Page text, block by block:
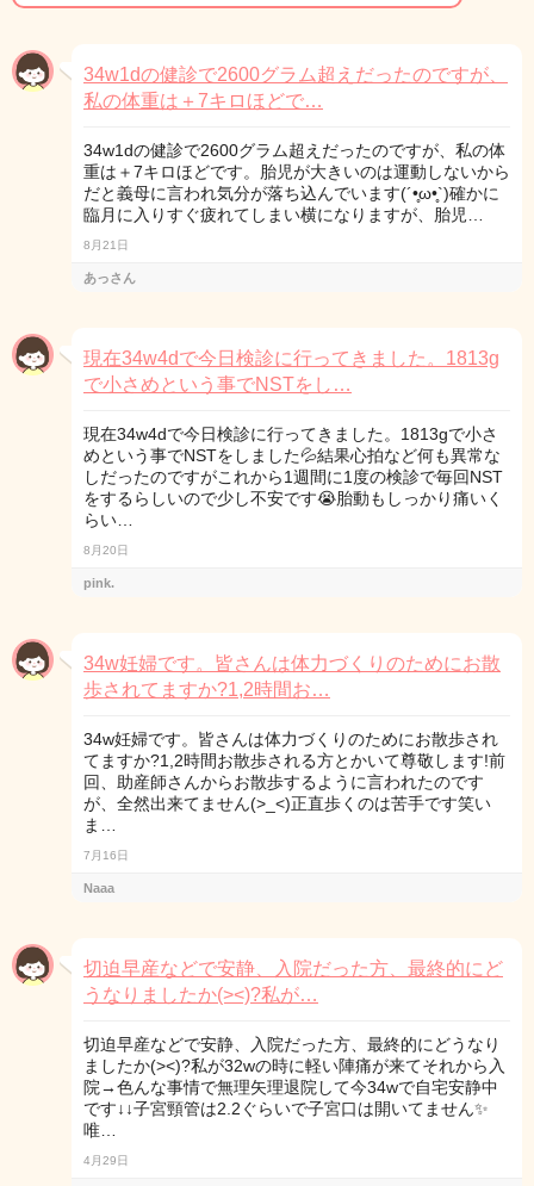
34w1dの健診で2600グラム超えだったのですが、
私の体重は＋7キロほどで…
34w1dの健診で2600グラム超えだったのですが、私の体
重は＋7キロほどです。胎児が大きいのは運動しないから
だと義母に言われ気分が落ち込んでいます(´•̥ω•̥`)確かに
臨月に入りすぐ疲れてしまい横になりますが、胎児…
8月21日
あっさん
現在34w4dで今日検診に行ってきました。1813g
で小さめという事でNSTをし…
現在34w4dで今日検診に行ってきました。1813gで小さ
めという事でNSTをしました💦結果心拍など何も異常な
しだったのですがこれから1週間に1度の検診で毎回NST
をするらしいので少し不安です😭胎動もしっかり痛いく
らい…
8月20日
pink.
34w妊婦です。皆さんは体力づくりのためにお散
歩されてますか?1,2時間お…
34w妊婦です。皆さんは体力づくりのためにお散歩され
てますか?1,2時間お散歩される方とかいて尊敬します!前
回、助産師さんからお散歩するように言われたのです
が、全然出来てません(>_<)正直歩くのは苦手です笑い
ま…
7月16日
Naaa
切迫早産などで安静、入院だった方、最終的にど
うなりましたか(><)?私が…
切迫早産などで安静、入院だった方、最終的にどうなり
ましたか(><)?私が32wの時に軽い陣痛が来てそれから入
院→色んな事情で無理矢理退院して今34wで自宅安静中
です↓↓子宮頸管は2.2ぐらいで子宮口は開いてません✨
唯…
4月29日